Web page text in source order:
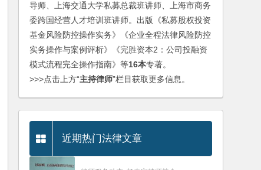
导师、上海交通大学私募总裁班讲师、上海市商务
委跨国经营人才培训班讲师。出版《私募股权投资
基金风险防控操作实务》《企业全程法律风险防控
实务操作与案例评析》《完胜资本2：公司投融资
模式流程完全操作指南》等16本专著。
>>>点击上方“主持律师”栏目获取更多信息。
近期热门法律文章